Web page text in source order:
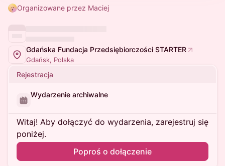
Organizowane przez Maciej
Gdańska Fundacja Przedsiębiorczości STARTER
Gdańsk, Polska
Rejestracja
Wydarzenie archiwalne
Witaj! Aby dołączyć do wydarzenia, zarejestruj się
poniżej.
Poproś o dołączenie